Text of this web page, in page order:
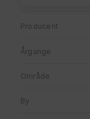
Producent
Årgange
Område
By